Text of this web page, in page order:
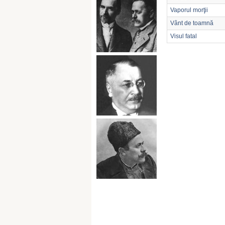
Vaporul morţii
Vânt de toamnă
Visul fatal